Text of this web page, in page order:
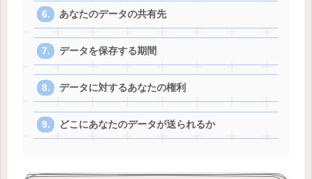
あなたのデータの共有先
データを保存する期間
データに対するあなたの権利
どこにあなたのデータが送られるか